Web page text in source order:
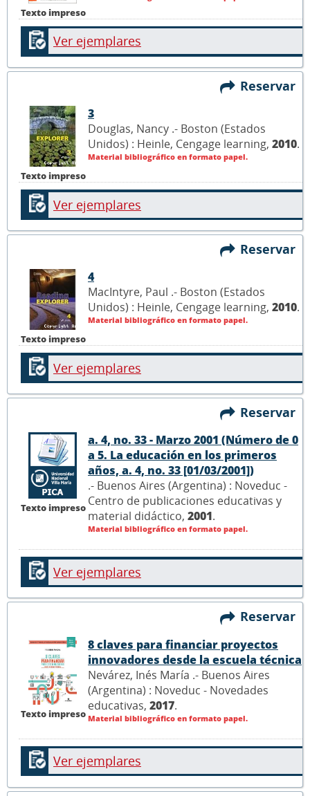
Texto impreso
Ver ejemplares
Reservar
Texto impreso
3
Douglas, Nancy .- Boston (Estados
Unidos) : Heinle, Cengage learning, 2010.
Material bibliográfico en formato papel.
Ver ejemplares
Reservar
Texto impreso
4
MacIntyre, Paul .- Boston (Estados
Unidos) : Heinle, Cengage learning, 2010.
Material bibliográfico en formato papel.
Ver ejemplares
Reservar
Texto impreso
a. 4, no. 33 - Marzo 2001 (Número de 0
a 5. La educación en los primeros
años, a. 4, no. 33 [01/03/2001])
.- Buenos Aires (Argentina) : Noveduc -
Centro de publicaciones educativas y
material didáctico, 2001.
Material bibliográfico en formato papel.
Ver ejemplares
Reservar
Texto impreso
8 claves para financiar proyectos
innovadores desde la escuela técnica
Nevárez, Inés María .- Buenos Aires
(Argentina) : Noveduc - Novedades
educativas, 2017.
Material bibliográfico en formato papel.
Ver ejemplares